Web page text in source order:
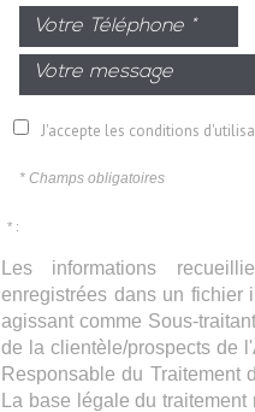
J'accepte les conditions
* Champs obligatoires
* :
Les informations
enregistrées dans un fichier
agissant comme Sous-
de la clientèle/prospects de
Responsable du Traitement
La base légale du